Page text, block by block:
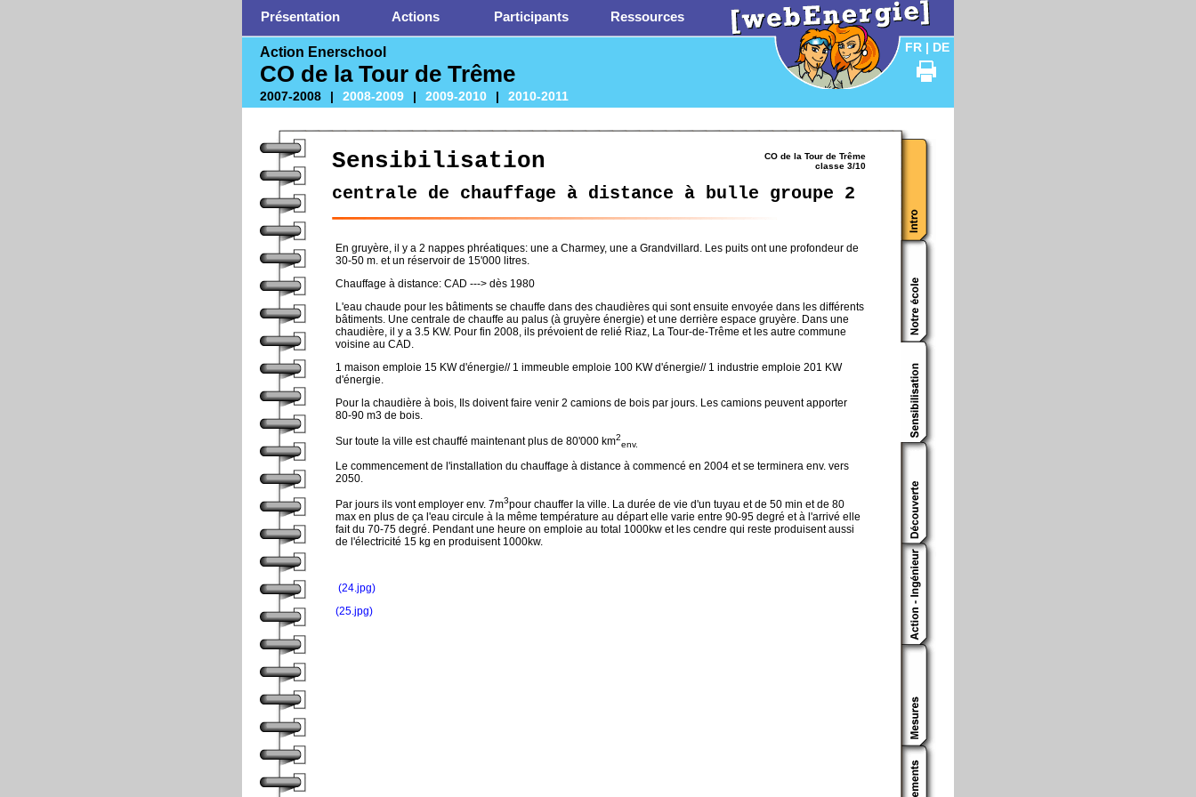
Présentation Actions Participants Ressources
FR | DE
Action Enerschool
CO de la Tour de Trême
2007-2008 | 2008-2009 | 2009-2010 | 2010-2011
Sensibilisation
CO de la Tour de Trême
classe 3/10
centrale de chauffage à distance à bulle groupe 2
En gruyère, il y a 2 nappes phréatiques: une a Charmey, une a Grandvillard. Les puits ont une profondeur de
30-50 m. et un réservoir de 15'000 litres.
Chauffage à distance: CAD ---> dès 1980
L'eau chaude pour les bâtiments se chauffe dans des chaudières qui sont ensuite envoyée dans les différents
bâtiments. Une centrale de chauffe au palus (à gruyère énergie) et une derrière espace gruyère. Dans une
chaudière, il y a 3.5 KW. Pour fin 2008, ils prévoient de relié Riaz, La Tour-de-Trême et les autre commune
voisine au CAD.
1 maison emploie 15 KW d'énergie// 1 immeuble emploie 100 KW d'énergie// 1 industrie emploie 201 KW
d'énergie.
Pour la chaudière à bois, Ils doivent faire venir 2 camions de bois par jours. Les camions peuvent apporter
80-90 m3 de bois.
Sur toute la ville est chauffé maintenant plus de 80'000 km2
env.
Le commencement de l'installation du chauffage à distance à commencé en 2004 et se terminera env. vers
2050.
Par jours ils vont employer env. 7m3pour chauffer la ville. La durée de vie d'un tuyau et de 50 min et de 80
max en plus de ça l'eau circule à la même température au départ elle varie entre 90-95 degré et à l'arrivé elle
fait du 70-75 degré. Pendant une heure on emploie au total 1000kw et les cendre qui reste produisent aussi
de l'électricité 15 kg en produisent 1000kw.
(24.jpg)
(25.jpg)